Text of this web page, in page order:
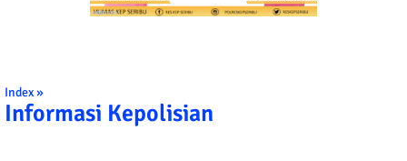
Index »
Informasi Kepolisian